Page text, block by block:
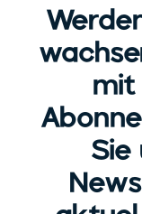
mit
Sie